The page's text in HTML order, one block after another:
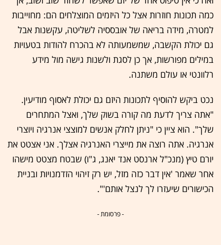
כמה תכונות חוזרות אצל כל היזמים המוצלחים הם: מחוייבות
למטרה, מידה בריאה של אובססיה לשליטה, עקשנות אבל
גם יכולת הקשבה, שמשמעותה לא בהכרח להודות בטעויות
במילים מפורשות, אך כן לסגת ולשנות גישה מול מידע
רלוונטי או עולם משתנה.
נכט ביקש להוסיף לתכונות היזם גם יכולת לאסוף מודיעין.
"אתה צריך לדעת מה קורה בשוק שלך, ואצל המתחרים
שלך". הוא ציין כי "ניתן לחלק אנשים למוצצי אנרגיה ויוצרי
אנרגיה. אתה רוצה את מייצרי האנרגיה אצלך. אני אצטט את
יורם טיץ (מנכ"ל ארנסט אנד יאנג, ג"ו) שבטח מצטט מישהו
אחר שאמר 'אין דבר כזה מזל, יש רק זיהוי הזדמנויות ובניית
הכישורים שיעזרו לך לנצל אותם'".
- פרסומת -